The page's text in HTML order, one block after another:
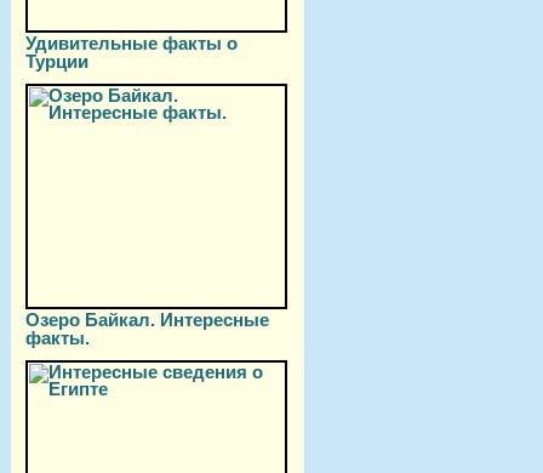
Удивительные факты о
Турции
Озеро Байкал. Интересные
факты.